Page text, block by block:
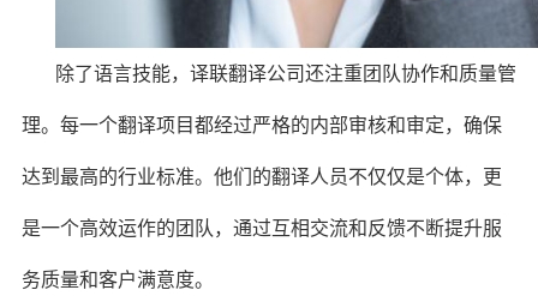
除了语言技能，译联翻译公司还注重团队协作和质量管
理。每一个翻译项目都经过严格的内部审核和审定，确保
达到最高的行业标准。他们的翻译人员不仅仅是个体，更
是一个高效运作的团队，通过互相交流和反馈不断提升服
务质量和客户满意度。